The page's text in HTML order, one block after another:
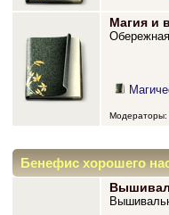
Магия и
Модераторы:
Бенефис хорошего